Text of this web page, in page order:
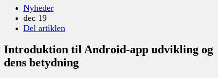
Nyheder
dec 19
Del artiklen
Introduktion til Android-app udvikling og
dens betydning